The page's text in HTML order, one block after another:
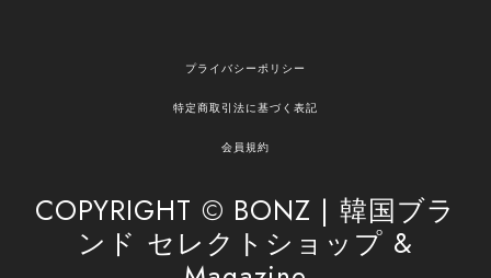
の商品のお手伝いができ、喜んでいただけて大変
安心してお任せいただけるよう、丁寧な対応を心
がけてまいります。 また気になる商品がございま
プライバシーポリシー
特定商取引法に基づく表記
会員規約
COPYRIGHT © BONZ | 韓国ブラ
ンド セレクトショップ &